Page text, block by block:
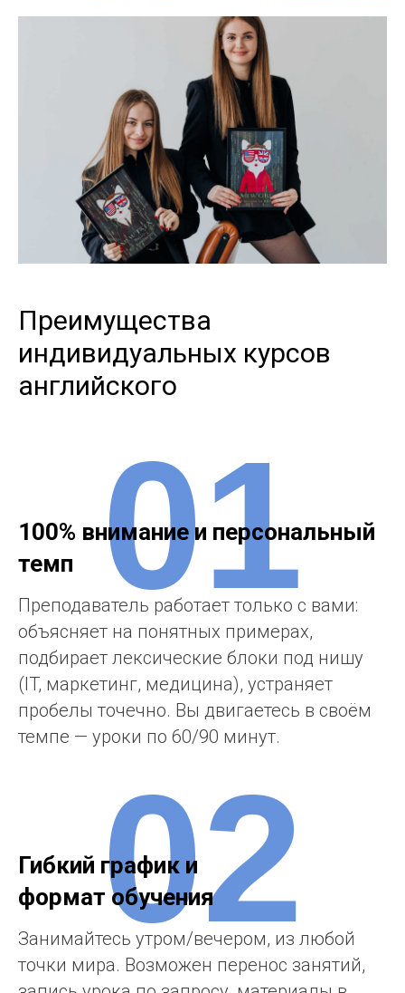
Преимущества
индивидуальных курсов
английского
100% внимание и персональный
темп
Преподаватель работает только с вами:
объясняет на понятных примерах,
подбирает лексические блоки под нишу
(IT, маркетинг, медицина), устраняет
пробелы точечно. Вы двигаетесь в своём
темпе — уроки по 60/90 минут.
01
Гибкий график и
формат обучения
Занимайтесь утром/вечером, из любой
точки мира. Возможен перенос занятий,
02